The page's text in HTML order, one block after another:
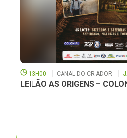
13H00 CANAL DO CRIADOR
LEILÃO AS ORIGENS –